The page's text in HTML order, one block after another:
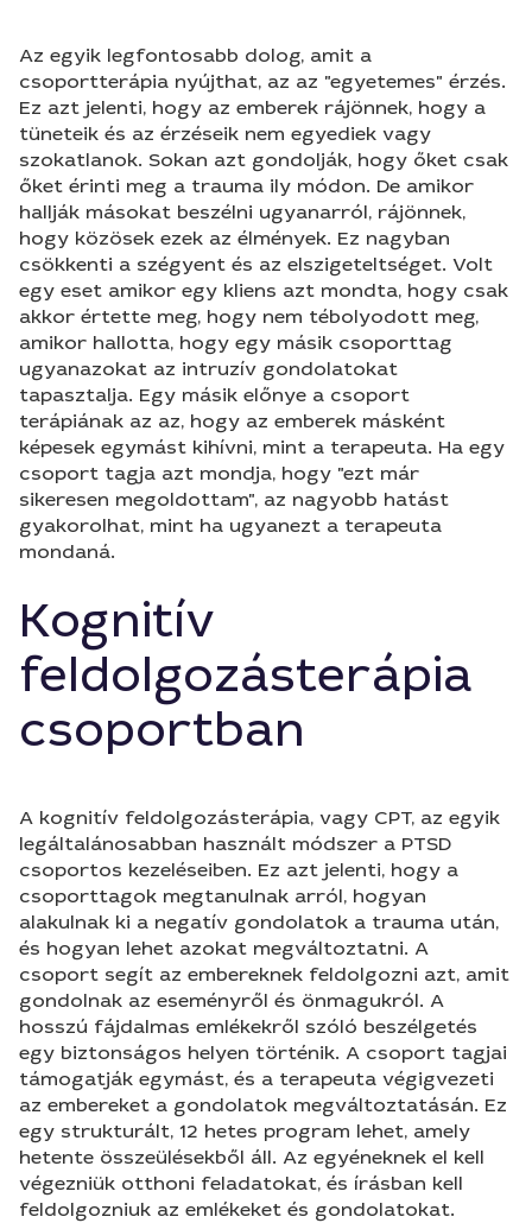
Az egyik legfontosabb dolog, amit a
csoportterápia nyújthat, az az "egyetemes" érzés.
Ez azt jelenti, hogy az emberek rájönnek, hogy a
tüneteik és az érzéseik nem egyediek vagy
szokatlanok. Sokan azt gondolják, hogy őket csak
őket érinti meg a trauma ily módon. De amikor
hallják másokat beszélni ugyanarról, rájönnek,
hogy közösek ezek az élmények. Ez nagyban
csökkenti a szégyent és az elszigeteltséget. Volt
egy eset amikor egy kliens azt mondta, hogy csak
akkor értette meg, hogy nem tébolyodott meg,
amikor hallotta, hogy egy másik csoporttag
ugyanazokat az intruzív gondolatokat
tapasztalja. Egy másik előnye a csoport
terápiának az az, hogy az emberek másként
képesek egymást kihívni, mint a terapeuta. Ha egy
csoport tagja azt mondja, hogy "ezt már
sikeresen megoldottam", az nagyobb hatást
gyakorolhat, mint ha ugyanezt a terapeuta
mondaná.
Kognitív
feldolgozásterápia
csoportban
A kognitív feldolgozásterápia, vagy CPT, az egyik
legáltalánosabban használt módszer a PTSD
csoportos kezeléseiben. Ez azt jelenti, hogy a
csoporttagok megtanulnak arról, hogyan
alakulnak ki a negatív gondolatok a trauma után,
és hogyan lehet azokat megváltoztatni. A
csoport segít az embereknek feldolgozni azt, amit
gondolnak az eseményről és önmagukról. A
hosszú fájdalmas emlékekről szóló beszélgetés
egy biztonságos helyen történik. A csoport tagjai
támogatják egymást, és a terapeuta végigvezeti
az embereket a gondolatok megváltoztatásán. Ez
egy strukturált, 12 hetes program lehet, amely
hetente összeülésekből áll. Az egyéneknek el kell
végezniük otthoni feladatokat, és írásban kell
feldolgozniuk az emlékeket és gondolatokat.